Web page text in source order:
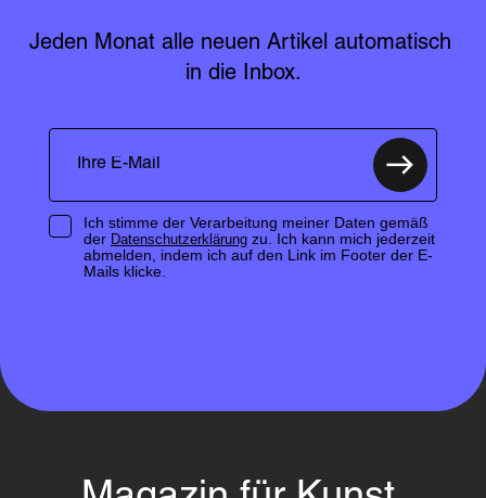
Jeden Monat alle neuen Artikel automatisch
in die Inbox.
Ich stimme der Verarbeitung meiner Daten gemäß
der Datenschutzerklärungzu. Ich kann mich jederzeit
abmelden, indem ich auf den Link im Footer der E-
Mails klicke.